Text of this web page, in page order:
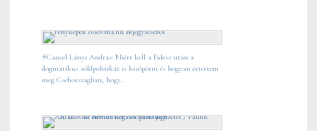
⚡️Cancel Lányi András: Miért kell a Fidesz után a
dogmatikus zöldpolitikát is kisöpörni és hogyan értettem
meg Csehországban, hogy...